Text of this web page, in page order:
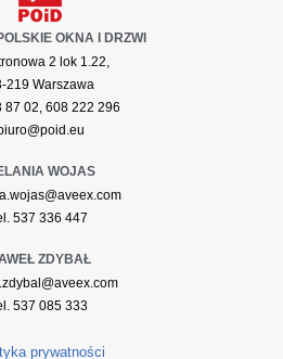
OKNA I DRZWI
2 lok 1.22,
219 Warszawa
87 02, 608 222 296
WOJAS
537 336 447
ZDYBAŁ
537 085 333
prywatności